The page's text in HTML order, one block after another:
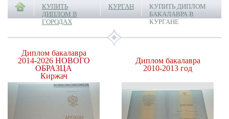
КУПИТЬ
ДИПЛОМ В
ГОРОДАХ
КУРГАН
КУПИТЬ ДИПЛОМ
БАКАЛАВРА В
КУРГАНЕ
Диплом бакалавра
2014-2026 НОВОГО
ОБРАЗЦА
Киржач
Диплом бакалавра
2010-2013 год